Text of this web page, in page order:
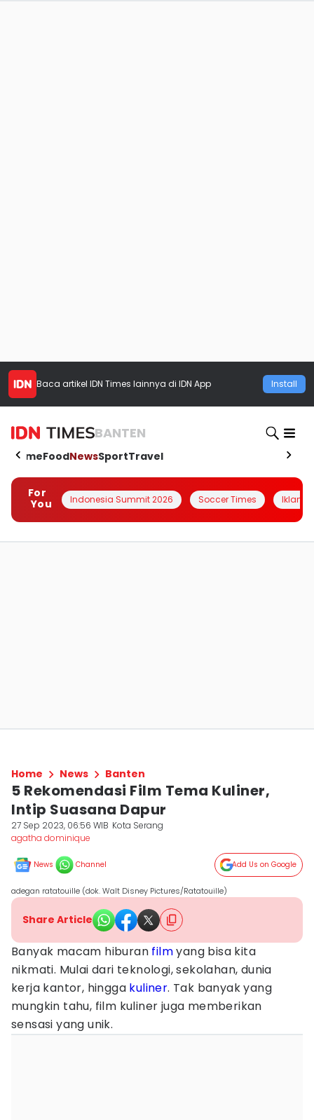
Baca artikel IDN Times lainnya di IDN App Install
BANTEN
HomeFoodNewsSportTravel
For
You
Indonesia Summit 2026 Soccer Times Iklanin
Home News Banten
5 Rekomendasi Film Tema Kuliner,
Intip Suasana Dapur
27 Sep 2023, 06:56 WIB Kota Serang
agatha dominique
News Channel Add Us on Google
adegan ratatouille (dok. Walt Disney Pictures/Ratatouille)
Share Article
Banyak macam hiburan filmyang bisa kita
nikmati. Mulai dari teknologi, sekolahan, dunia
kerja kantor, hingga kuliner. Tak banyak yang
mungkin tahu, film kuliner juga memberikan
sensasi yang unik.